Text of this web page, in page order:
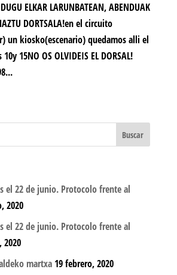
ELKAR LARUNBATEAN, ABENDUAK
DORTSALA!en el circuito
un kiosko(escenario) quedamos alli el
15NO OS OLVIDEIS EL DORSAL!
el 22 de junio. Protocolo frente al
2020
el 22 de junio. Protocolo frente al
2020
martxa 19 febrero, 2020